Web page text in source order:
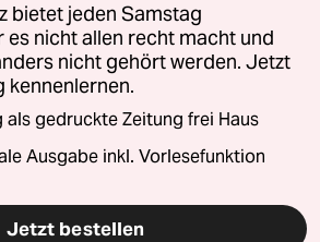
bietet jeden Samstag
nicht allen recht macht und
nicht gehört werden. Jetzt
kennenlernen.
als gedruckte Zeitung frei Haus
Ausgabe inkl. Vorlesefunktion
Jetzt bestellen